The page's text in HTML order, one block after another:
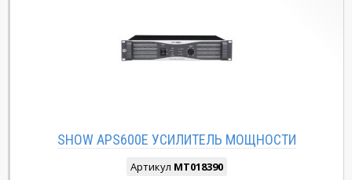
SHOW APS600E УСИЛИТЕЛЬ МОЩНОСТИ
Артикул MT018390